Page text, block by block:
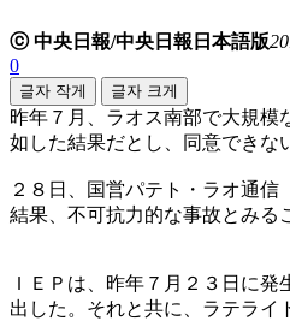
ⓒ 中央日報/中央日報日本語版
0
글자 작게 글자 크게
昨年７月、ラオス南部で大規模
如した結果だとし、同意できな
２８日、国営パテト・ラオ通
結果、不可抗力的な事故とみる
ＩＥＰは、昨年７月２３日に
出した。それと共に、ラテライ